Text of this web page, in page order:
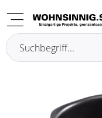
Übersicht